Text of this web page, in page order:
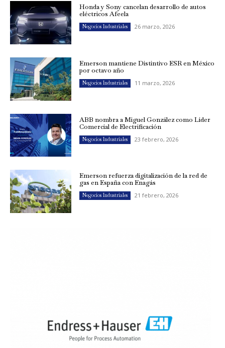
Honda y Sony cancelan desarrollo de autos
eléctricos Afeela
Negocios Industriales 26 marzo, 2026
Emerson mantiene Distintivo ESR en México
por octavo año
Negocios Industriales 11 marzo, 2026
ABB nombra a Miguel González como Líder
Comercial de Electrificación
Negocios Industriales 23 febrero, 2026
Emerson refuerza digitalización de la red de
gas en España con Enagás
Negocios Industriales 21 febrero, 2026